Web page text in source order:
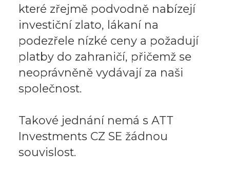
které zřejmě podvodně nabízejí
investiční zlato, lákaní na
podezřele nízké ceny a požadují
platby do zahraničí, přičemž se
neoprávněně vydávají za naši
společnost.
Takové jednání nemá s ATT
Investments CZ SE žádnou
souvislost.